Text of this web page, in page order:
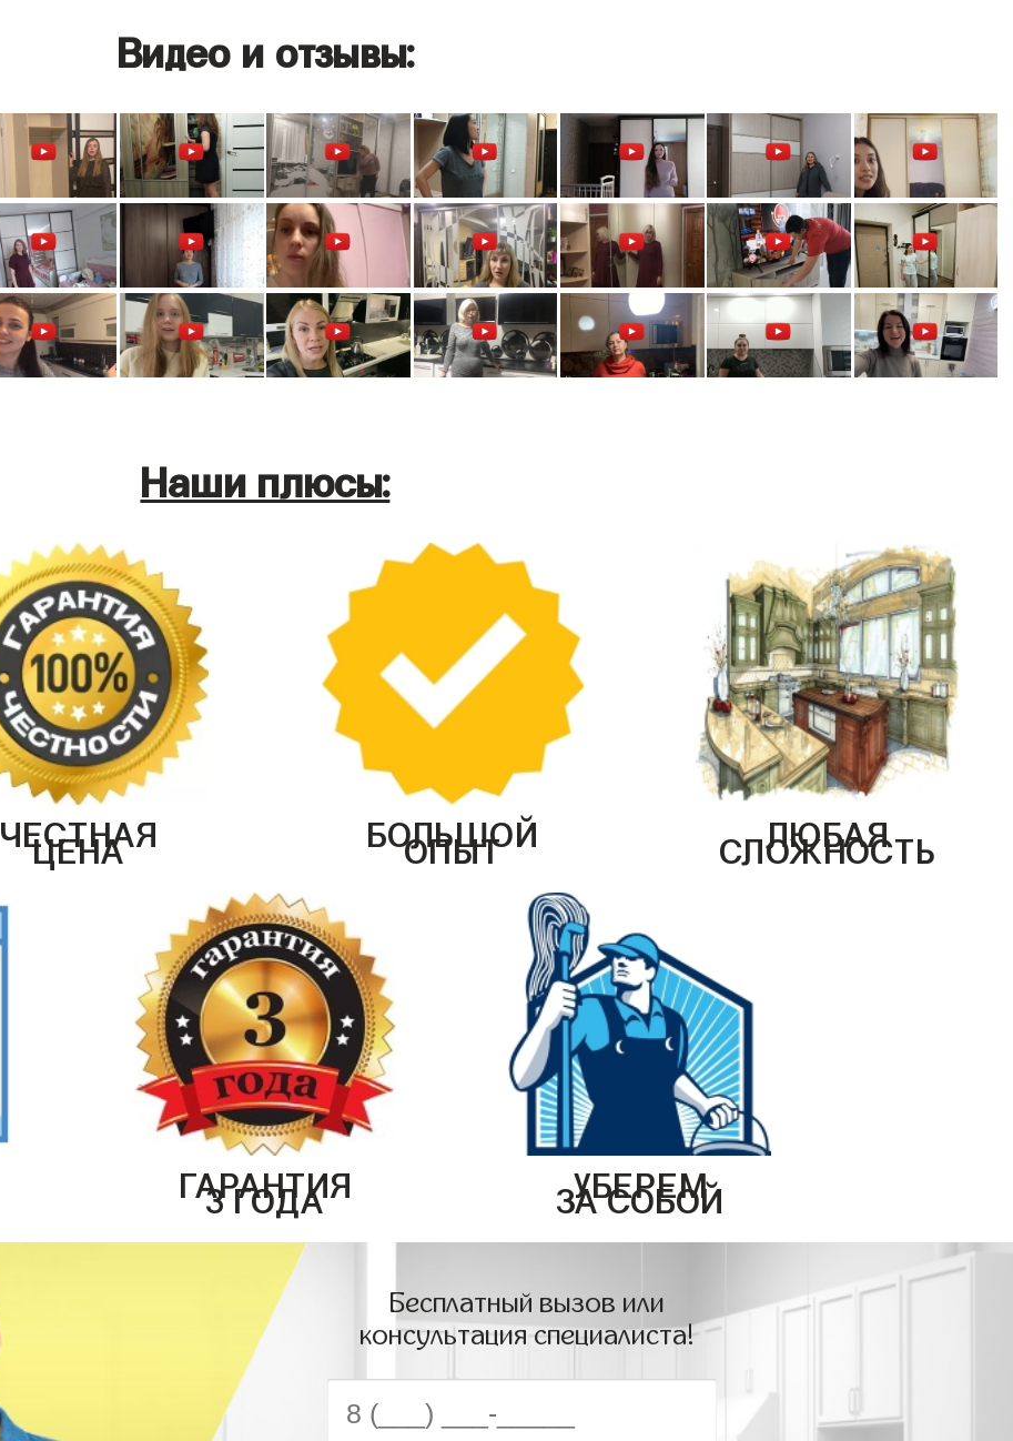
Видео и отзывы:
Наши плюсы:
ЧЕСТНАЯ
ЦЕНА БОЛЬШОЙ
ОПЫТ ЛЮБАЯ
СЛОЖНОСТЬ
ГАРАНТИЯ
3 ГОДА УБЕРЕМ
ЗА СОБОЙ
Бесплатный вызов или
консультация специалиста!